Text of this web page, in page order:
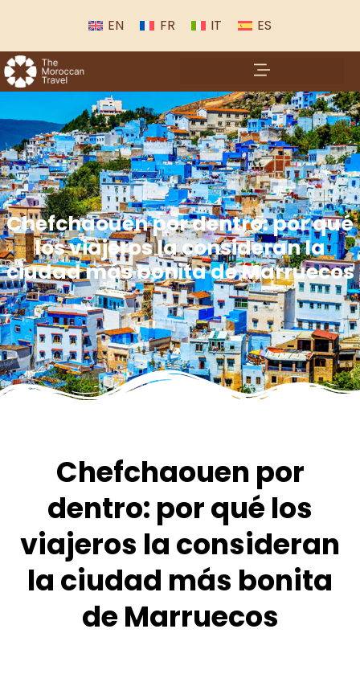
EN FR IT ES
Chefchaouen por dentro: por qué
los viajeros la consideran la
ciudad más bonita de Marruecos
Chefchaouen por
dentro: por qué los
viajeros la consideran
la ciudad más bonita
de Marruecos